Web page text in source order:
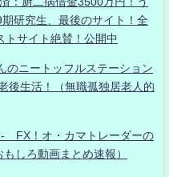
研究生、最後のサイト！全
トサイト絶賛！公開中
のニートッフルステーション
後生活！（無職孤独居老人的
FX！オ・カマトレーダーの
しろ動画まとめ速報）